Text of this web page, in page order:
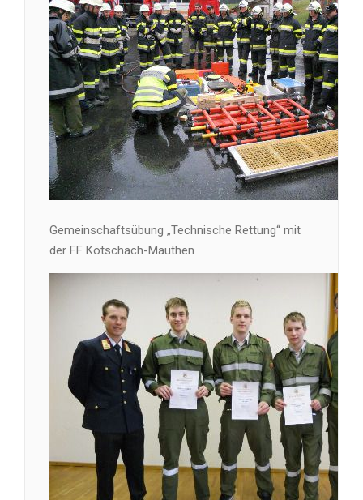
Gemeinschaftsübung „Technische Rettung“ mit
der FF Kötschach-Mauthen